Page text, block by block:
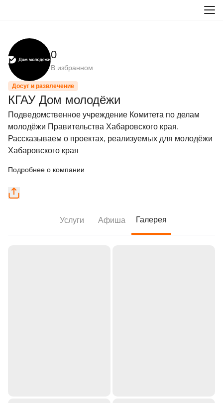
0
В избранном
Досуг и развлечение
КГАУ Дом молодёжи
Подведомственное учреждение Комитета по делам
молодёжи Правительства Хабаровского края.
Рассказываем о проектах, реализуемых для молодёжи
Хабаровского края
Подробнее о компании
Услуги Афиша Галерея